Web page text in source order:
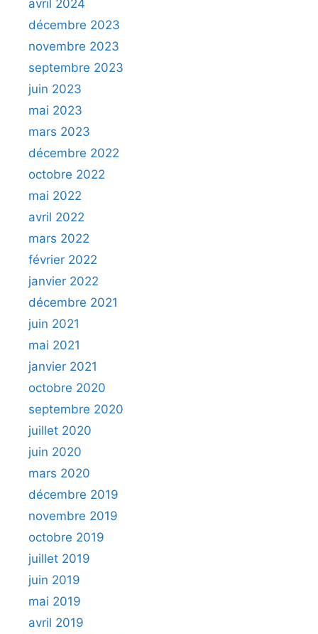
avril 2024
décembre 2023
novembre 2023
septembre 2023
juin 2023
mai 2023
mars 2023
décembre 2022
octobre 2022
mai 2022
avril 2022
mars 2022
février 2022
janvier 2022
décembre 2021
juin 2021
mai 2021
janvier 2021
octobre 2020
septembre 2020
juillet 2020
juin 2020
mars 2020
décembre 2019
novembre 2019
octobre 2019
juillet 2019
juin 2019
mai 2019
avril 2019